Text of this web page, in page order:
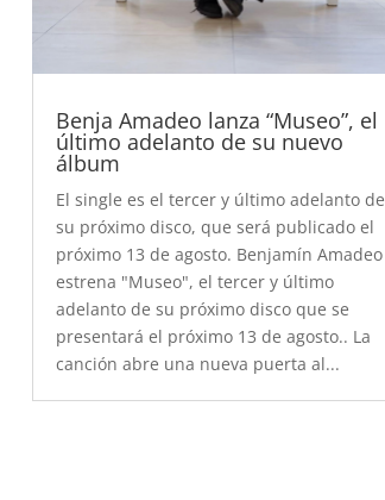
Benja Amadeo lanza “Museo”, el
último adelanto de su nuevo
álbum
El single es el tercer y último adelanto de
su próximo disco, que será publicado el
próximo 13 de agosto. Benjamín Amadeo
estrena "Museo", el tercer y último
adelanto de su próximo disco que se
presentará el próximo 13 de agosto.. La
canción abre una nueva puerta al...